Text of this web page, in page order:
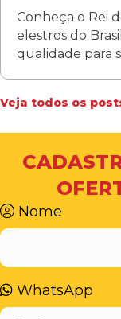
Conheça o Rei
elestros do
qualidade para
Veja todos os
Nome
WhatsApp